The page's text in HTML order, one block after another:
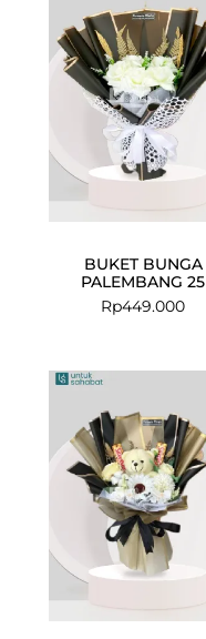
BUKET BUNGA
PALEMBANG 25
Rp449.000